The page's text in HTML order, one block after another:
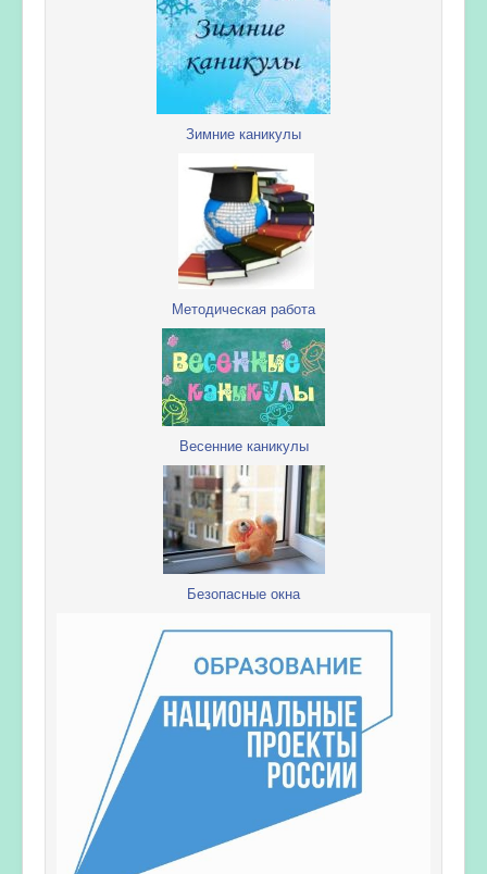
Зимние каникулы
Методическая работа
Весенние каникулы
Безопасные окна